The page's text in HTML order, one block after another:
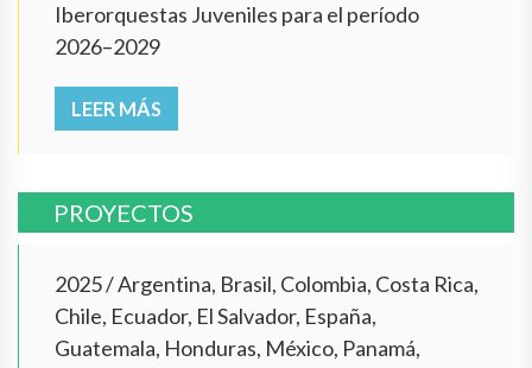
Iberorquestas Juveniles para el período
2026–2029
LEER MÁS
PROYECTOS
2025/Argentina, Brasil, Colombia, Costa Rica,
Chile, Ecuador, El Salvador, España,
Guatemala, Honduras, México, Panamá,